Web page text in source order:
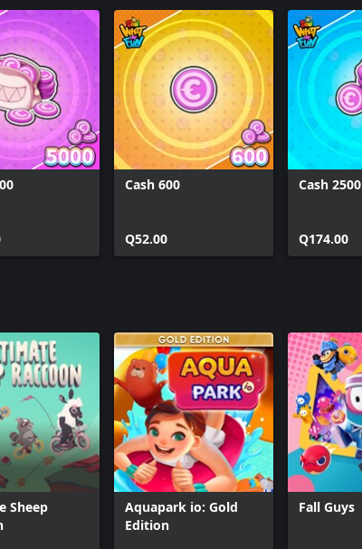
Cash 600
Q52.00
Cash 2500
Q174.00
Sheep
Aquapark io: Gold
Edition
Fall Guys